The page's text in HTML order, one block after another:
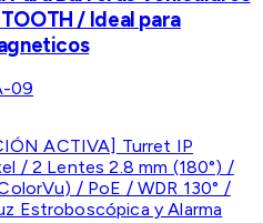
/ Ideal para
09